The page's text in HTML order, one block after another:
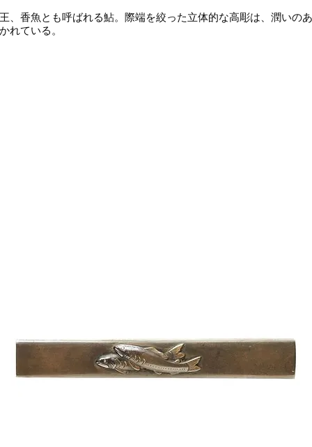
、香魚とも呼ばれる鮎。際端を絞った立体的な高彫は、潤いの
れている。